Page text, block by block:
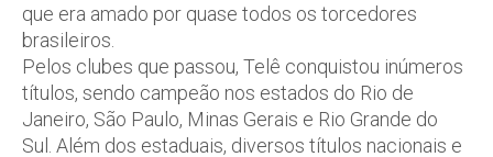
que era amado por quase todos os torcedores
brasileiros.
Pelos clubes que passou, Telê conquistou inúmeros
títulos, sendo campeão nos estados do Rio de
Janeiro, São Paulo, Minas Gerais e Rio Grande do
Sul. Além dos estaduais, diversos títulos nacionais e